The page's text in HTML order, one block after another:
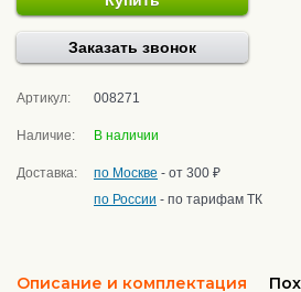
Заказать звонок
Артикул: 008271
Наличие: В наличии
Доставка: по Москве - от 300 ₽
по России - по тарифам ТК
Описание и комплектация